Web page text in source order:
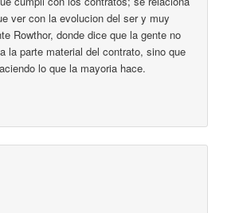
ver con la evolucion del ser y muy
Rowthor, donde dice que la gente no
la parte material del contrato, sino que
lo que la mayoria hace.